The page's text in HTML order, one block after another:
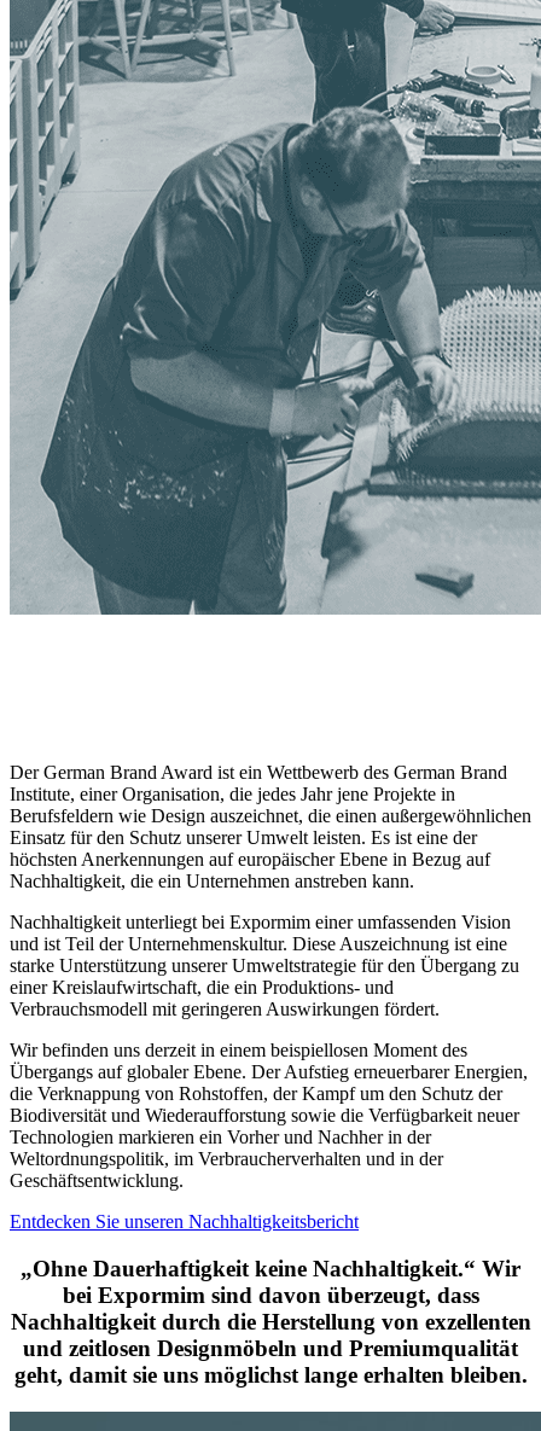
Der German Brand Award ist ein Wettbewerb des German Brand
Institute, einer Organisation, die jedes Jahr jene Projekte in
Berufsfeldern wie Design auszeichnet, die einen außergewöhnlichen
Einsatz für den Schutz unserer Umwelt leisten. Es ist eine der
höchsten Anerkennungen auf europäischer Ebene in Bezug auf
Nachhaltigkeit, die ein Unternehmen anstreben kann.
Nachhaltigkeit unterliegt bei Expormim einer umfassenden Vision
und ist Teil der Unternehmenskultur. Diese Auszeichnung ist eine
starke Unterstützung unserer Umweltstrategie für den Übergang zu
einer Kreislaufwirtschaft, die ein Produktions- und
Verbrauchsmodell mit geringeren Auswirkungen fördert.
Wir befinden uns derzeit in einem beispiellosen Moment des
Übergangs auf globaler Ebene. Der Aufstieg erneuerbarer Energien,
die Verknappung von Rohstoffen, der Kampf um den Schutz der
Biodiversität und Wiederaufforstung sowie die Verfügbarkeit neuer
Technologien markieren ein Vorher und Nachher in der
Weltordnungspolitik, im Verbraucherverhalten und in der
Geschäftsentwicklung.
Entdecken Sie unseren Nachhaltigkeitsbericht
„Ohne Dauerhaftigkeit keine Nachhaltigkeit.“ Wir
bei Expormim sind davon überzeugt, dass
Nachhaltigkeit durch die Herstellung von exzellenten
und zeitlosen Designmöbeln und Premiumqualität
geht, damit sie uns möglichst lange erhalten bleiben.